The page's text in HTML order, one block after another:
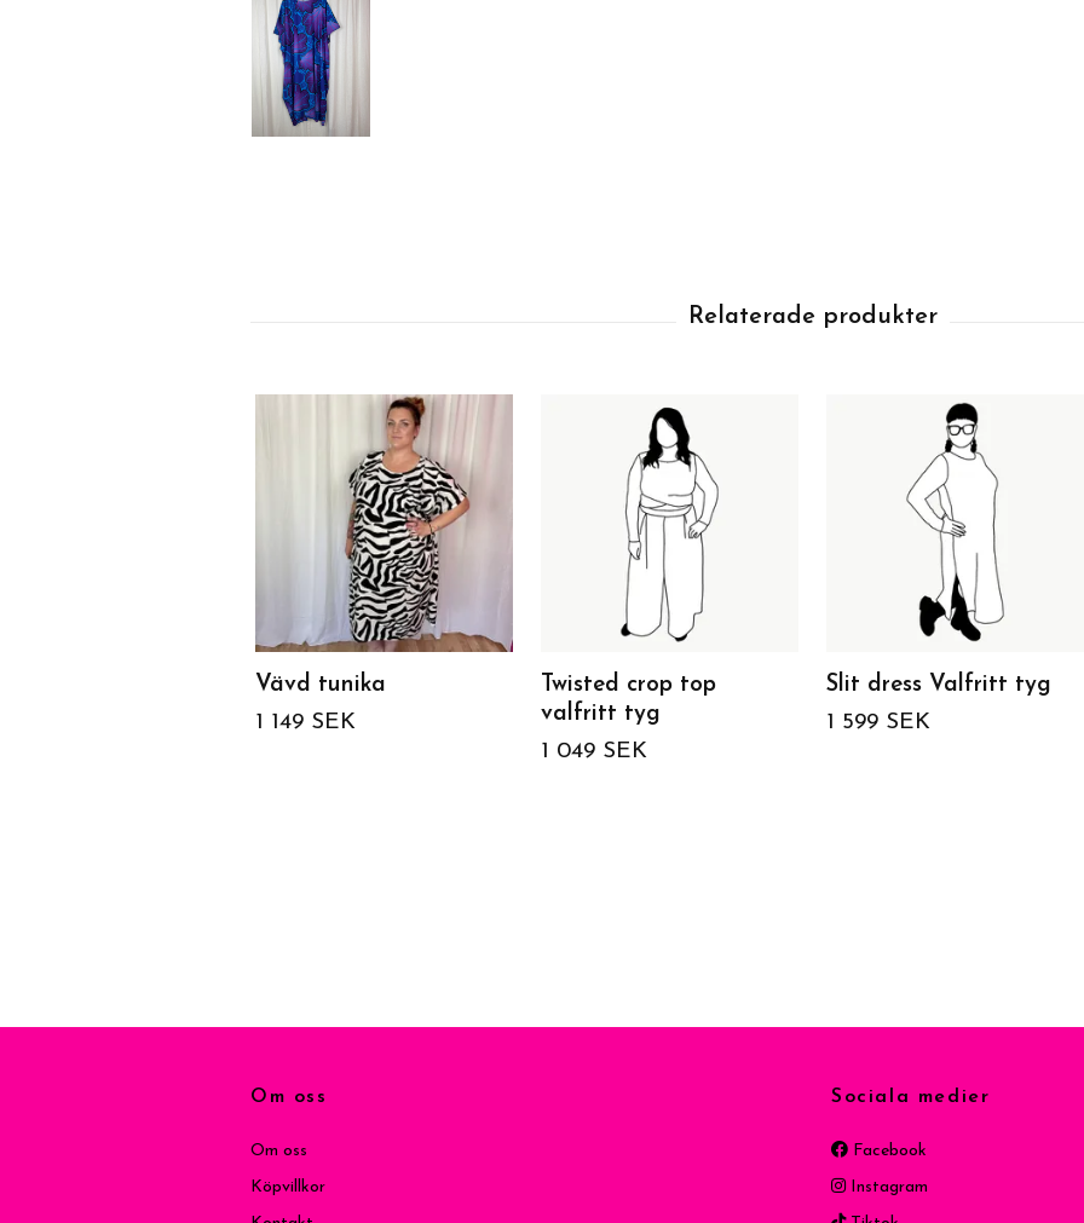
Vävd tunika
1 149 SEK
Twisted crop top
valfritt tyg
1 049 SEK
Slit dress Valfritt tyg
1 599 SEK
Om oss
Om oss
Köpvillkor
Sociala medier
Facebook
Instagram